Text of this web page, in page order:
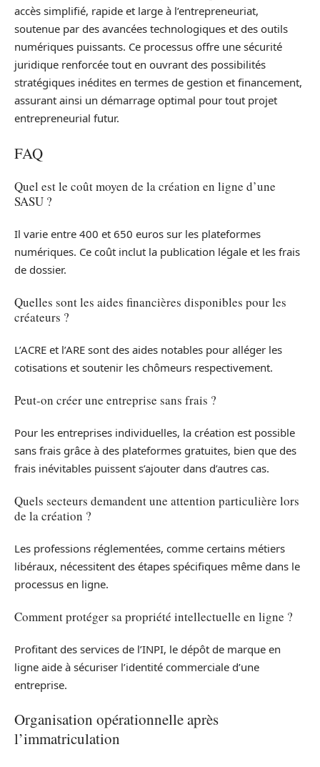
accès simplifié, rapide et large à l’entrepreneuriat,
soutenue par des avancées technologiques et des outils
numériques puissants. Ce processus offre une sécurité
juridique renforcée tout en ouvrant des possibilités
stratégiques inédites en termes de gestion et financement,
assurant ainsi un démarrage optimal pour tout projet
entrepreneurial futur.
FAQ
Quel est le coût moyen de la création en ligne d’une
SASU ?
Il varie entre 400 et 650 euros sur les plateformes
numériques. Ce coût inclut la publication légale et les frais
de dossier.
Quelles sont les aides financières disponibles pour les
créateurs ?
L’ACRE et l’ARE sont des aides notables pour alléger les
cotisations et soutenir les chômeurs respectivement.
Peut-on créer une entreprise sans frais ?
Pour les entreprises individuelles, la création est possible
sans frais grâce à des plateformes gratuites, bien que des
frais inévitables puissent s’ajouter dans d’autres cas.
Quels secteurs demandent une attention particulière lors
de la création ?
Les professions réglementées, comme certains métiers
libéraux, nécessitent des étapes spécifiques même dans le
processus en ligne.
Comment protéger sa propriété intellectuelle en ligne ?
Profitant des services de l’INPI, le dépôt de marque en
ligne aide à sécuriser l’identité commerciale d’une
entreprise.
Organisation opérationnelle après
l’immatriculation